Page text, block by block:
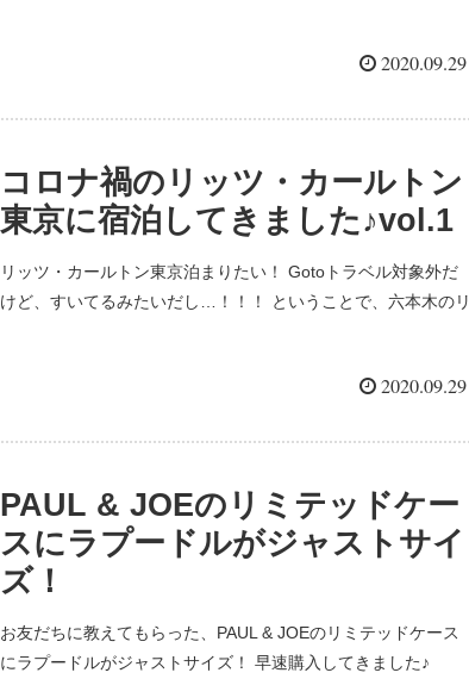
2020.09.29
コロナ禍のリッツ・カールトン
東京に宿泊してきました♪vol.1
リッツ・カールトン東京泊まりたい！ Gotoトラベル対象外だ
けど、すいてるみたいだし…！！！ ということで、六本木のリ
2020.09.29
PAUL & JOEのリミテッドケー
スにラプードルがジャストサイ
ズ！
お友だちに教えてもらった、PAUL & JOEのリミテッドケース
にラプードルがジャストサイズ！ 早速購入してきました♪